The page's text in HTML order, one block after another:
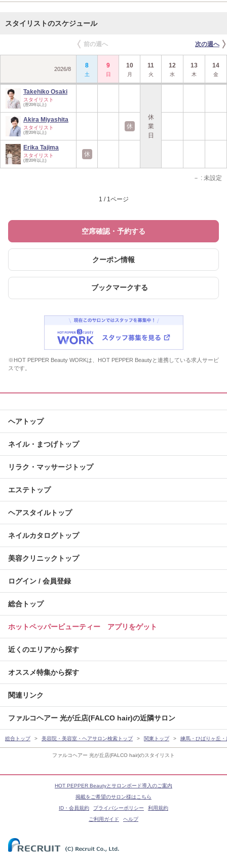
ファルコヘアー 光が丘店(FALCO hair)のスタイリスト
スタイリストのスケジュール
前の週へ 次の週へ
2026/8 8
土
9
日
10
月
11
火
12
水
13
木
14
金
Takehiko Osaki
スタイリスト
(歴20年以上)
Akira Miyashita
スタイリスト
(歴20年以上)
Erika Tajima
スタイリスト
(歴20年以上)
休
業
日
休
休
－ : 未設定
1 / 1ページ
空席確認・予約する
クーポン情報
ブックマークする
※HOT PEPPER Beauty WORKは、HOT PEPPER Beautyと連携している求人サービ
スです。
ヘアトップ
ネイル・まつげトップ
リラク・マッサージトップ
エステトップ
ヘアスタイルトップ
ネイルカタログトップ
美容クリニックトップ
ログイン / 会員登録
総合トップ
ホットペッパービューティー アプリをゲット
近くのエリアから探す
オススメ特集から探す
関連リンク
ファルコヘアー 光が丘店(FALCO hair)の近隣サロン
総合トップ 美容院・美容室・ヘアサロン検索トップ 関東トップ 練馬・ひばりヶ丘
HOT PEPPER Beautyとサロンボード導入のご案内
掲載をご希望のサロン様はこちら
ID・会員規約
プライバシーポリシー
利用規約
ご利用ガイド
ヘルプ